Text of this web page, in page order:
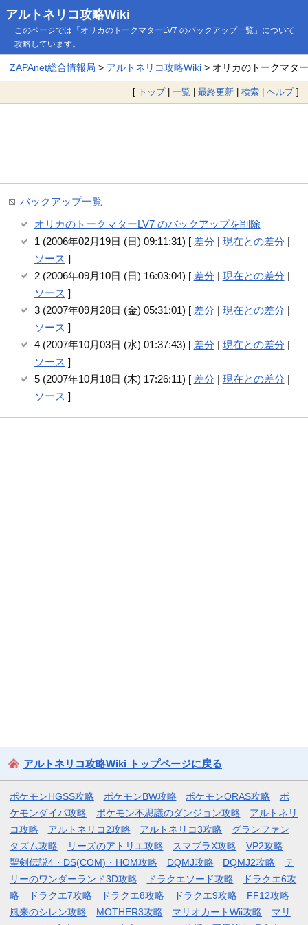
アルトネリコ攻略Wiki
このページでは「オリカのトークマターLV7 のバックアップ一覧」について
攻略しています。
ZAPAnet総合情報局 > アルトネリコ攻略Wiki> オリカのトークマタ
[ トップ| 一覧 | 最終更新 | 検索 | ヘルプ]
バックアップ一覧
オリカのトークマターLV7 のバックアップを削除
1 (2006年02月19日 (日) 09:11:31) [ 差分| 現在との差分|
ソース ]
2 (2006年09月10日 (日) 16:03:04) [ 差分| 現在との差分|
ソース ]
3 (2007年09月28日 (金) 05:31:01) [ 差分| 現在との差分|
ソース ]
4 (2007年10月03日 (水) 01:37:43) [ 差分| 現在との差分|
ソース ]
5 (2007年10月18日 (木) 17:26:11) [ 差分| 現在との差分|
ソース ]
アルトネリコ攻略Wiki トップページに戻る
ポケモンHGSS攻略 ポケモンBW攻略 ポケモンORAS攻略
ポ
ケモンダイパ攻略
ポケモン不思議のダンジョン攻略
アルトネリ
コ攻略
アルトネリコ2攻略 アルトネリコ3攻略
グランファン
タズム攻略
リーズのアトリエ攻略 スマブラX攻略
VP2攻略
聖剣伝説4・DS(COM)・HOM攻略
DQMJ攻略 DQMJ2攻略
テ
リーのワンダーランド3D攻略
ドラクエソード攻略
ドラクエ6攻
略
ドラクエ7攻略 ドラクエ8攻略 ドラクエ9攻略
FF12攻略
風来のシレン攻略
MOTHER3攻略 マリオカートWii攻略
マリ